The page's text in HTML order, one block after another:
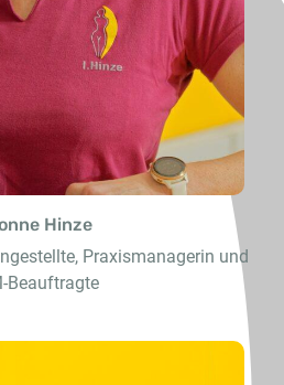
Hinze
Praxismanagerin und
Beauftragte